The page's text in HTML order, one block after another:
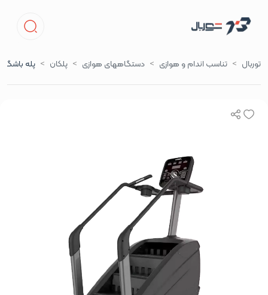
توربال تناسب اندام و هوازی دستگاههای هوازی پلکان پله